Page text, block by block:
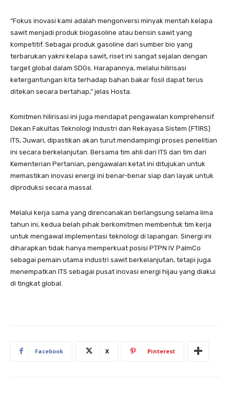
“Fokus inovasi kami adalah mengonversi minyak mentah kelapa
sawit menjadi produk biogasoline atau bensin sawit yang
kompetitif. Sebagai produk gasoline dari sumber bio yang
terbarukan yakni kelapa sawit, riset ini sangat sejalan dengan
target global dalam SDGs. Harapannya, melalui hilirisasi
ketergantungan kita terhadap bahan bakar fosil dapat terus
ditekan secara bertahap,” jelas Hosta.
Komitmen hilirisasi ini juga mendapat pengawalan komprehensif.
Dekan Fakultas Teknologi Industri dan Rekayasa Sistem (FTIRS)
ITS, Juwari, dipastikan akan turut mendampingi proses penelitian
ini secara berkelanjutan. Bersama tim ahli dari ITS dan tim dari
Kementerian Pertanian, pengawalan ketat ini ditujukan untuk
memastikan inovasi energi ini benar-benar siap dan layak untuk
diproduksi secara massal.
Melalui kerja sama yang direncanakan berlangsung selama lima
tahun ini, kedua belah pihak berkomitmen membentuk tim kerja
untuk mengawal implementasi teknologi di lapangan. Sinergi ini
diharapkan tidak hanya memperkuat posisi PTPN IV PalmCo
sebagai pemain utama industri sawit berkelanjutan, tetapi juga
menempatkan ITS sebagai pusat inovasi energi hijau yang diakui
di tingkat global.
Facebook X Pinterest